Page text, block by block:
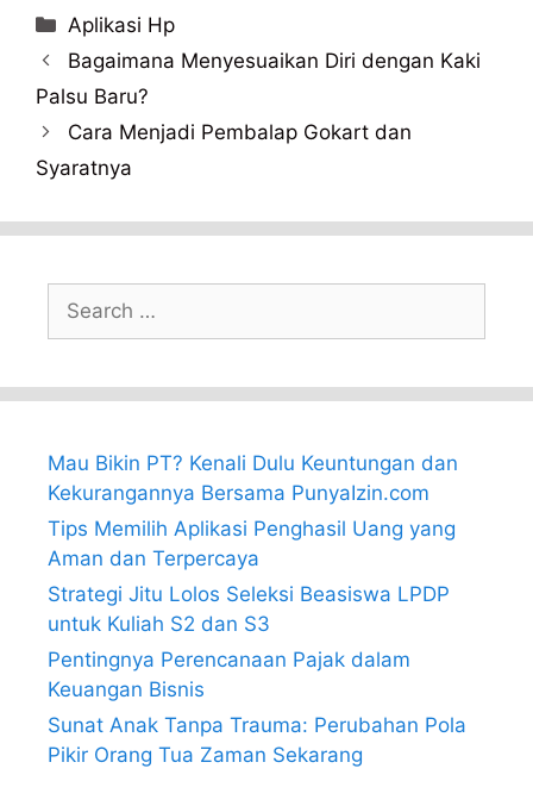
Categories
Aplikasi Hp
Bagaimana Menyesuaikan Diri dengan Kaki
Palsu Baru?
Cara Menjadi Pembalap Gokart dan
Syaratnya
for:
Mau Bikin PT? Kenali Dulu Keuntungan dan
Kekurangannya Bersama PunyaIzin.com
Tips Memilih Aplikasi Penghasil Uang yang
Aman dan Terpercaya
Strategi Jitu Lolos Seleksi Beasiswa LPDP
untuk Kuliah S2 dan S3
Pentingnya Perencanaan Pajak dalam
Keuangan Bisnis
Sunat Anak Tanpa Trauma: Perubahan Pola
Pikir Orang Tua Zaman Sekarang